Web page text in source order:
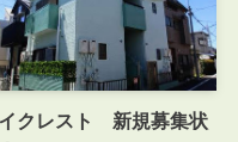
クレスト 新規募集状